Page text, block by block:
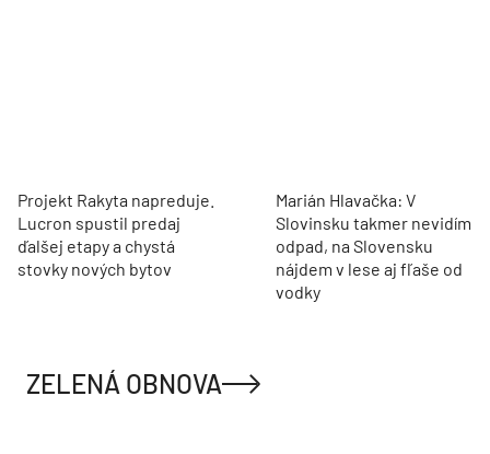
Projekt Rakyta napreduje.
Lucron spustil predaj
ďalšej etapy a chystá
stovky nových bytov
Marián Hlavačka: V
Slovinsku takmer nevidím
odpad, na Slovensku
nájdem v lese aj fľaše od
vodky
ZELENÁ OBNOVA